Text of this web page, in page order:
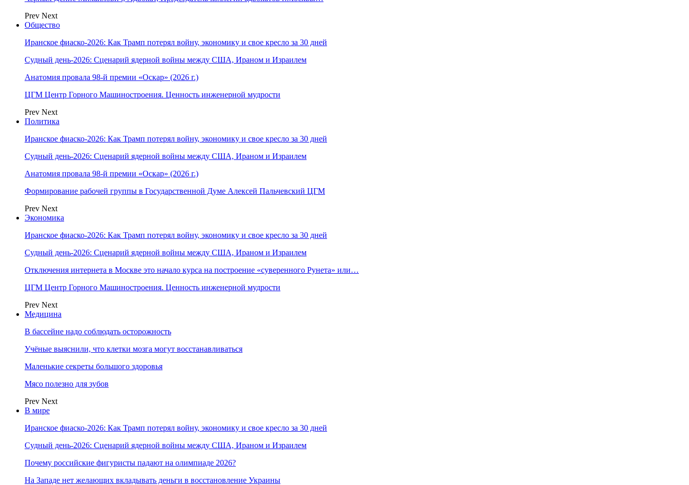
Prev Next
Общество
Иранское фиаско-2026: Как Трамп потерял войну, экономику и свое кресло за 30 дней
Судный день-2026: Сценарий ядерной войны между США, Ираном и Израилем
Анатомия провала 98-й премии «Оскар» (2026 г.)
ЦГМ Центр Горного Машиностроения. Ценность инженерной мудрости
Prev Next
Политика
Иранское фиаско-2026: Как Трамп потерял войну, экономику и свое кресло за 30 дней
Судный день-2026: Сценарий ядерной войны между США, Ираном и Израилем
Анатомия провала 98-й премии «Оскар» (2026 г.)
Формирование рабочей группы в Государственной Думе Алексей Пальчевский ЦГМ
Prev Next
Экономика
Иранское фиаско-2026: Как Трамп потерял войну, экономику и свое кресло за 30 дней
Судный день-2026: Сценарий ядерной войны между США, Ираном и Израилем
Отключения интернета в Москве это начало курса на построение «суверенного Рунета» или…
ЦГМ Центр Горного Машиностроения. Ценность инженерной мудрости
Prev Next
Медицина
В бассейне надо соблюдать осторожность
Учёные выяснили, что клетки мозга могут восстанавливаться
Маленькие секреты большого здоровья
Мясо полезно для зубов
Prev Next
В мире
Иранское фиаско-2026: Как Трамп потерял войну, экономику и свое кресло за 30 дней
Судный день-2026: Сценарий ядерной войны между США, Ираном и Израилем
Почему российские фигуристы падают на олимпиаде 2026?
На Западе нет желающих вкладывать деньги в восстановление Украины